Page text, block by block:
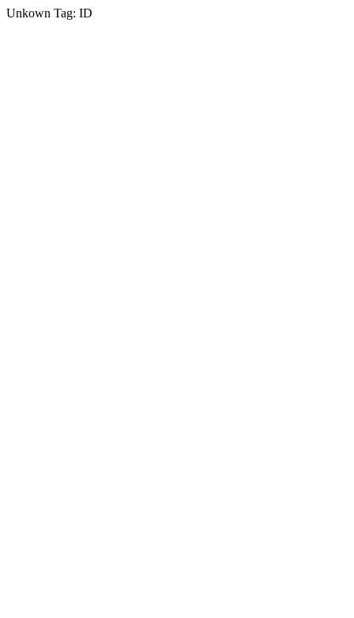
Unkown Tag: ID